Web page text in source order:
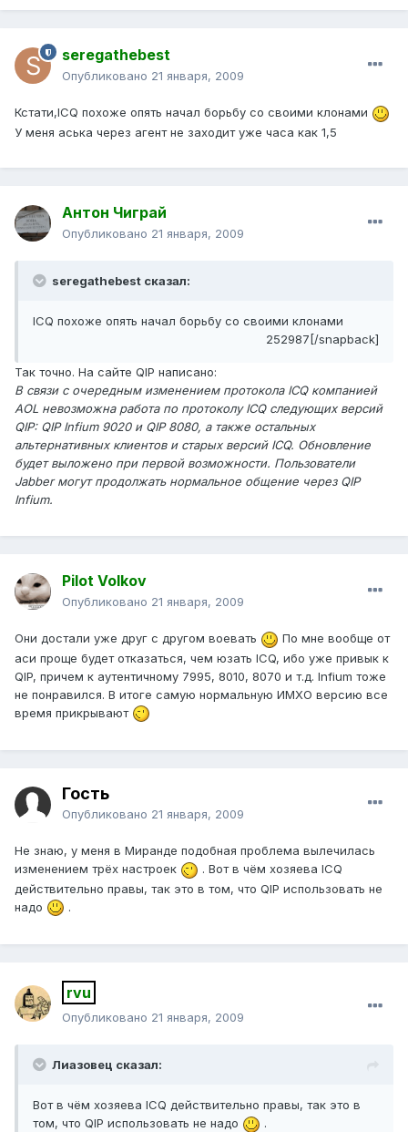
seregathebest
Опубликовано 21 января, 2009
Кстати,ICQ похоже опять начал борьбу со своими клонами
У меня аська через агент не заходит уже часа как 1,5
Антон Чиграй
Опубликовано 21 января, 2009
seregathebest сказал:
ICQ похоже опять начал борьбу со своими клонами
252987[/snapback]
Так точно. На сайте QIP написано:
В связи с очередным изменением протокола ICQ компанией
AOL невозможна работа по протоколу ICQ следующих версий
QIP: QIP Infium 9020 и QIP 8080, а также остальных
альтернативных клиентов и старых версий ICQ. Обновление
будет выложено при первой возможности. Пользователи
Jabber могут продолжать нормальное общение через QIP
Infium.
Pilot Volkov
Опубликовано 21 января, 2009
Они достали уже друг с другом воевать
По мне вообще от
аси проще будет отказаться, чем юзать ICQ, ибо уже привык к
QIP, причем к аутентичному 7995, 8010, 8070 и т.д. Infium тоже
не понравился. В итоге самую нормальную ИМХО версию все
время прикрывают
Гость
Опубликовано 21 января, 2009
Не знаю, у меня в Миранде подобная проблема вылечилась
изменением трёх настроек
. Вот в чём хозяева ICQ
действительно правы, так это в том, что QIP использовать не
надо
.
rvu
Опубликовано 21 января, 2009
Лиазовец сказал:
Вот в чём хозяева ICQ действительно правы, так это в
том, что QIP использовать не надо
.